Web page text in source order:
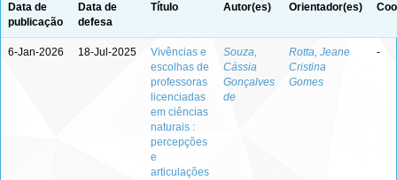
Data de
publicação
Data de
defesa
Título Autor(es) Orientador(es)
6-Jan-2026 18-Jul-2025
Vivências e
escolhas de
professoras
licenciadas
em ciências
naturais :
percepções
e
articulações
Souza,
Cássia
Gonçalves
de
Rotta, Jeane
Cristina
Gomes
-